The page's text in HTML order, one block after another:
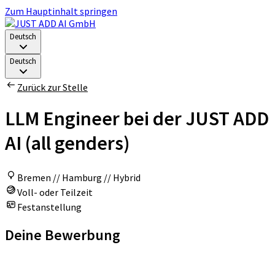
Zum Hauptinhalt springen
Deutsch
Deutsch
Zurück zur Stelle
LLM Engineer bei der JUST ADD
AI (all genders)
Bremen // Hamburg // Hybrid
Voll- oder Teilzeit
Festanstellung
Deine Bewerbung